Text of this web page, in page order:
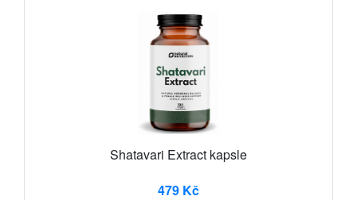
Shatavari Extract kapsle
479 Kč